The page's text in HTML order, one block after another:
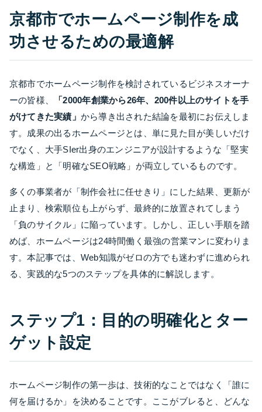
京都市でホームページ制作を成
功させるための最適解
京都市でホームページ制作を検討されているビジネスオーナ
ーの皆様、
「2000年創業から26年、200件以上のサイトを手
がけてきた実績」 から導き出された結論を最初にお伝えしま
す。成果の出るホームページとは、単に見た目が美しいだけ
でなく、大手SIer出身のエンジニアが設計するような「堅実
な構造」と「明確なSEO戦略」が両立しているものです。
多くの事業者が「制作会社に任せきり」にした結果、更新が
止まり、検索順位も上がらず、最終的に放置されてしまう
「負のサイクル」に陥っています。しかし、正しい手順を踏
めば、ホームページは24時間働く最強の営業マンに変わりま
す。本記事では、Web知識がゼロの方でも迷わずに進められ
る、実践的な5つのステップを具体的に解説します。
ステップ1：目的の明確化とター
ゲット設定
ホームページ制作の第一歩は、技術的なことではなく「誰に
何を届けるか」を決めることです。ここがブレると、どんな